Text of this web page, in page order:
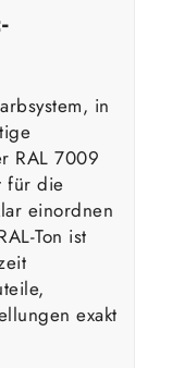
in
RAL 7009
für die
einordnen
Ton ist
exakt